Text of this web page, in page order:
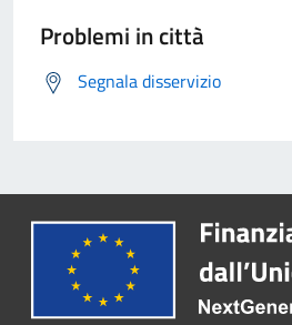
Problemi in città
Segnala disservizio